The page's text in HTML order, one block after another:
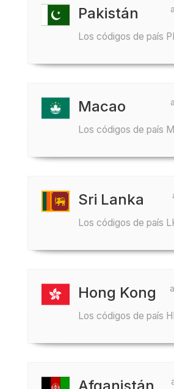
Pakistán
Los códigos de país
Macao
Los códigos de país
Sri Lanka
Los códigos de país
Hong Kong
Los códigos de país